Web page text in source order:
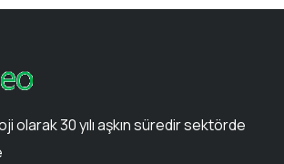
olarak 30 yılı aşkın süredir sektörde